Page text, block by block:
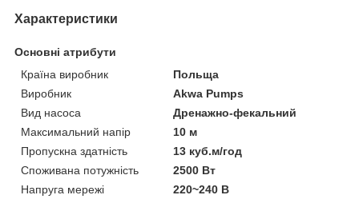
Характеристики
Основні атрибути
Країна виробник
Польща
Виробник
Akwa Pumps
Вид насоса
Дренажно-фекальний
Максимальний напір
10 м
Пропускна здатність
13 куб.м/год
Споживана потужність
2500 Вт
Напруга мережі
220~240 В